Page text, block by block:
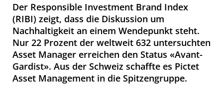
Der Responsible Investment Brand Index
(RIBI) zeigt, dass die Diskussion um
Nachhaltigkeit an einem Wendepunkt steht.
Nur 22 Prozent der weltweit 632 untersuchten
Asset Manager erreichen den Status «Avant-
Gardist». Aus der Schweiz schaffte es Pictet
Asset Management in die Spitzengruppe.